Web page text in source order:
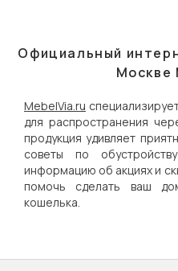
Официальный
Москве
MebelVia.ru
для распространения
продукция удивляет
советы по
информацию об акциях и
помочь сделать ваш
кошелька.